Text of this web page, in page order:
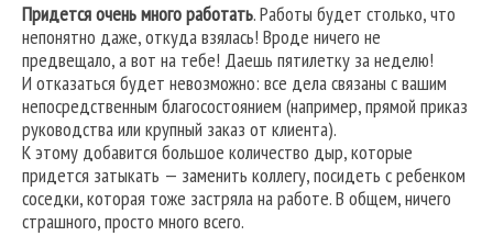
Придется очень много работать. Работы будет столько, что
непонятно даже, откуда взялась! Вроде ничего не
предвещало, а вот на тебе! Даешь пятилетку за неделю!
И отказаться будет невозможно: все дела связаны с вашим
непосредственным благосостоянием (например, прямой приказ
руководства или крупный заказ от клиента).
К этому добавится большое количество дыр, которые
придется затыкать — заменить коллегу, посидеть с ребенком
соседки, которая тоже застряла на работе. В общем, ничего
страшного, просто много всего.